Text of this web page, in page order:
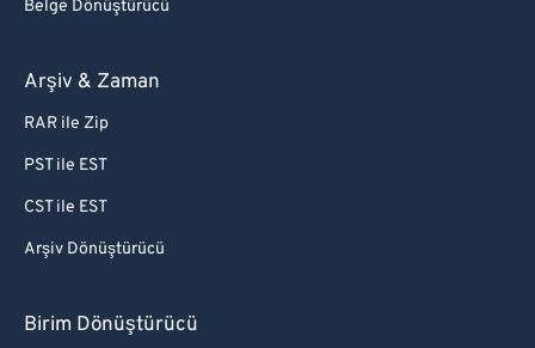
Belge Dönüştürücü
Arşiv & Zaman
RAR ile Zip
PST ile EST
CST ile EST
Arşiv Dönüştürücü
Birim Dönüştürücü